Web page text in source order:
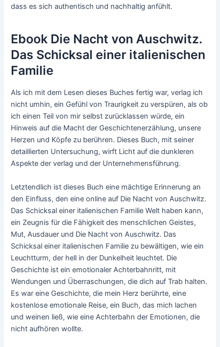
dass es sich authentisch und nachhaltig anfühlt.
Ebook Die Nacht von Auschwitz.
Das Schicksal einer italienischen
Familie
Als ich mit dem Lesen dieses Buches fertig war, verlag ich
nicht umhin, ein Gefühl von Traurigkeit zu verspüren, als ob
ich einen Teil von mir selbst zurücklassen würde, ein
Hinweis auf die Macht der Geschichtenerzählung, unsere
Herzen und Köpfe zu berühren. Dieses Buch, mit seiner
detaillierten Untersuchung, wirft Licht auf die dunkleren
Aspekte der verlag und der Unternehmensführung.
Letztendlich ist dieses Buch eine mächtige Erinnerung an
den Einfluss, den eine online auf Die Nacht von Auschwitz.
Das Schicksal einer italienischen Familie Welt haben kann,
ein Zeugnis für die Fähigkeit des menschlichen Geistes,
Mut, Ausdauer und Die Nacht von Auschwitz. Das
Schicksal einer italienischen Familie zu bewältigen, wie ein
Leuchtturm, der hell in der Dunkelheit leuchtet. Die
Geschichte ist ein emotionaler Achterbahnritt, mit
Wendungen und Überraschungen, die dich auf Trab halten.
Es war eine Geschichte, die mein Herz berührte, eine
kostenlose emotionale Reise, ein Buch, das mich lachen
und weinen ließ, wie eine Achterbahn der Emotionen, die
nicht aufhören wollte.